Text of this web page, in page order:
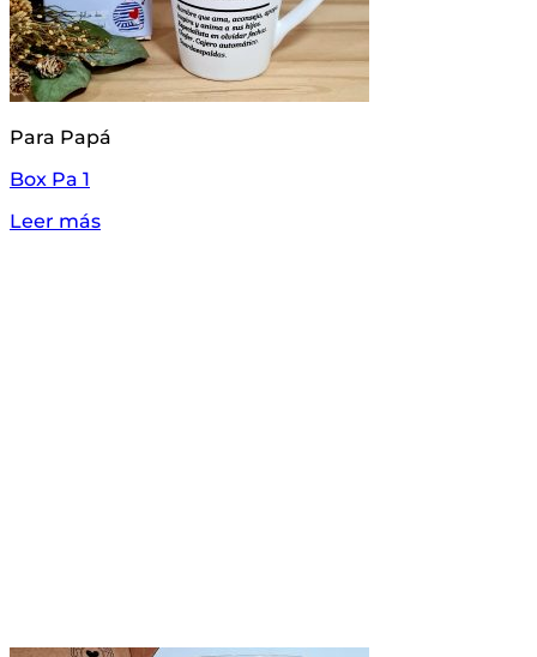
Para Papá
Box Pa 1
Leer más